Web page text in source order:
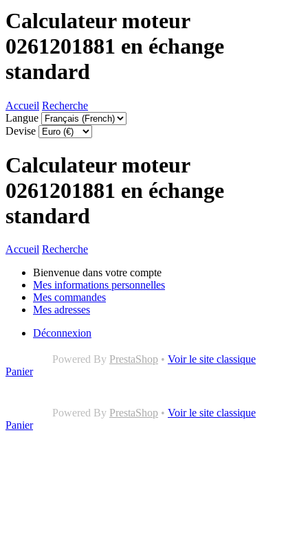
Calculateur moteur
0261201881 en échange
standard
Accueil Recherche
Langue
Devise
Calculateur moteur
0261201881 en échange
standard
Accueil Recherche
Bienvenue dans votre compte
Mes informations personnelles
Mes commandes
Mes adresses
Déconnexion
Powered By PrestaShop • Voir le site classique
Panier
Powered By PrestaShop • Voir le site classique
Panier